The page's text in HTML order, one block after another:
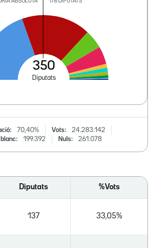
70,40% Vots:
24.283.142
blanc:
199.392 Nuls: 261.078
Diputats %Vots
137 33,05%